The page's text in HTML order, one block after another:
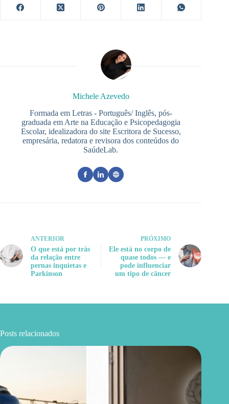
Michele Azevedo
Formada em Letras - Português/ Inglês, pós-
graduada em Arte na Educação e Psicopedagogia
Escolar, idealizadora do site Escritora de Sucesso,
empresária, redatora e revisora dos conteúdos do
SaúdeLab.
ANTERIOR
O que está por trás
da relação entre
pernas inquietas e
Parkinson
PRÓXIMO
Ele está no corpo de
quase todos — e
pode influenciar
um tipo de câncer
Posts relacionados